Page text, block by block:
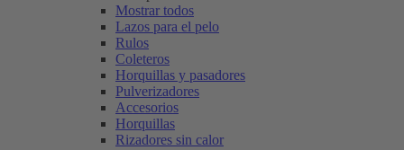
Mostrar todos
Lazos para el pelo
Rulos
Coleteros
Horquillas y pasadores
Pulverizadores
Accesorios
Horquillas
Rizadores sin calor